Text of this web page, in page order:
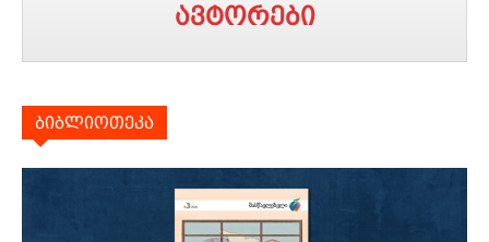
ავტორები
ბიბლიოთეკა